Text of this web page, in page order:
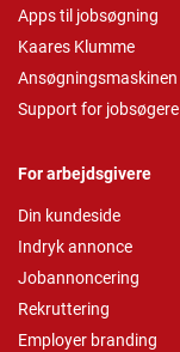
Apps til jobsøgning
Kaares Klumme
Ansøgningsmaskinen
Support for jobsøgere
For arbejdsgivere
Din kundeside
Indryk annonce
Jobannoncering
Rekruttering
Employer branding